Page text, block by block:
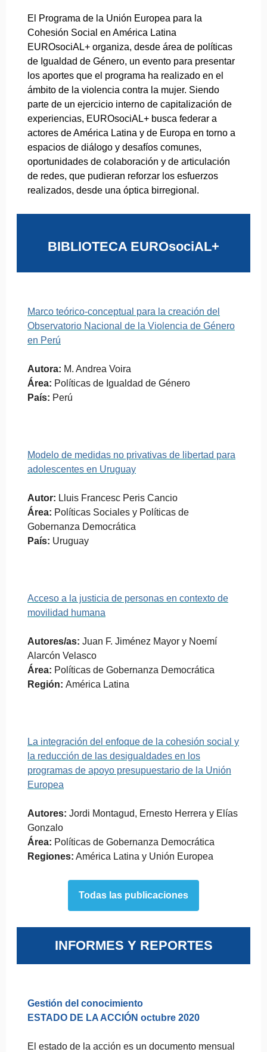
El Programa de la Unión Europea para la
Cohesión Social en América Latina
EUROsociAL+ organiza, desde área de políticas
de Igualdad de Género, un evento para presentar
los aportes que el programa ha realizado en el
ámbito de la violencia contra la mujer. Siendo
parte de un ejercicio interno de capitalización de
experiencias, EUROsociAL+ busca federar a
actores de América Latina y de Europa en torno a
espacios de diálogo y desafíos comunes,
oportunidades de colaboración y de articulación
de redes, que pudieran reforzar los esfuerzos
realizados, desde una óptica birregional.
BIBLIOTECA EUROsociAL+
Marco teórico-conceptual para la creación del
Observatorio Nacional de la Violencia de Género
en Perú
Autora: M. Andrea Voira
Área: Políticas de Igualdad de Género
País: Perú
Modelo de medidas no privativas de libertad para
adolescentes en Uruguay
Autor: Lluis Francesc Peris Cancio
Área: Políticas Sociales y Políticas de
Gobernanza Democrática
País: Uruguay
Acceso a la justicia de personas en contexto de
movilidad humana
Autores/as: Juan F. Jiménez Mayor y Noemí
Alarcón Velasco
Área: Políticas de Gobernanza Democrática
Región: América Latina
La integración del enfoque de la cohesión social y
la reducción de las desigualdades en los
programas de apoyo presupuestario de la Unión
Europea
Autores: Jordi Montagud, Ernesto Herrera y Elías
Gonzalo
Área: Políticas de Gobernanza Democrática
Regiones: América Latina y Unión Europea
Todas las publicaciones
INFORMES Y REPORTES
Gestión del conocimiento
ESTADO DE LA ACCIÓN octubre 2020
El estado de la acción es un documento mensual